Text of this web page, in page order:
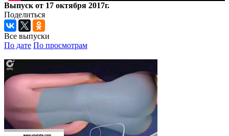
Выпуск от 17 октября 2017г.
Поделиться
Все выпуски
По дате По просмотрам